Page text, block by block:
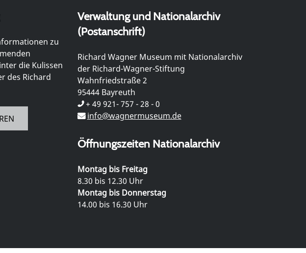
zu
die Kulissen
des Richard
Verwaltung und Nationalarchiv
(Postanschrift)
Richard Wagner Museum mit Nationalarchiv
der Richard-Wagner-Stiftung
Wahnfriedstraße 2
95444 Bayreuth
+ 49 921- 757 - 28 - 0
info@wagnermuseum.de
Öffnungszeiten Nationalarchiv
Montag bis Freitag
8.30 bis 12.30 Uhr
Montag bis Donnerstag
14.00 bis 16.30 Uhr